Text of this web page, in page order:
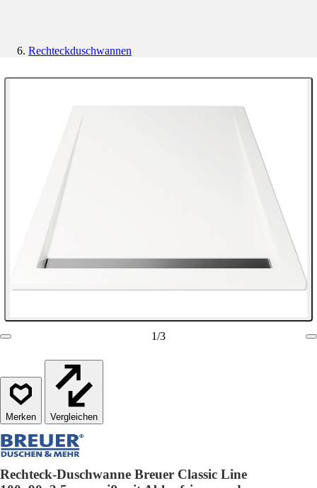
Rechteckduschwannen
1/3
Vergleichen
Rechteck-Duschwanne Breuer Classic Line